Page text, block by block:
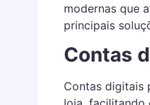
modernas que
principais
Contas
Contas digitais